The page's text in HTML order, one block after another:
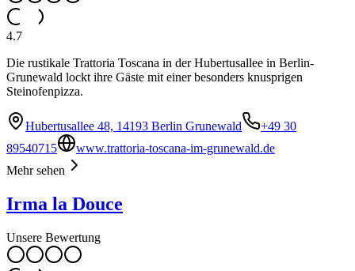
4.7
Die rustikale Trattoria Toscana in der Hubertusallee in Berlin-
Grunewald lockt ihre Gäste mit einer besonders knusprigen
Steinofenpizza.
Hubertusallee 48, 14193 Berlin Grunewald
+49 30
89540715
www.trattoria-toscana-im-grunewald.de
Mehr sehen
Irma la Douce
Unsere Bewertung